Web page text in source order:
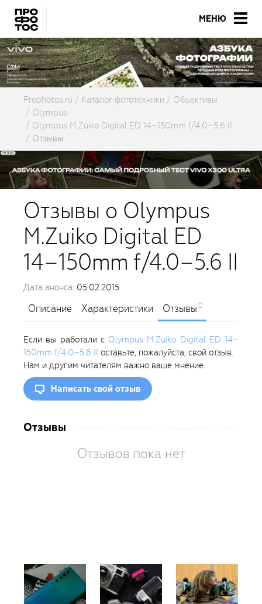
МЕНЮ
Prophotos.ru Каталог фототехники
Объективы
Olympus
Olympus M.Zuiko Digital ED 14–150mm f/4.0–5.6 II
Отзывы
Отзывы о Olympus
M.Zuiko Digital ED
14–150mm f/4.0–5.6 II
Дата анонса: 05.02.2015
Описание Характеристики Отзывы0
Если вы работали с Olympus M.Zuiko Digital ED 14–
150mm f/4.0–5.6 II оставьте, пожалуйста, свой отзыв.
Нам и другим читателям важно ваше мнение.
Написать свой отзыв
Отзывы
Отзывов пока нет